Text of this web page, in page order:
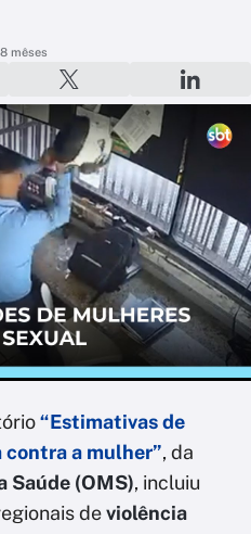
mêses
“Estimativas de
contra a mulher”, da
Saúde (OMS), incluiu
deviolência